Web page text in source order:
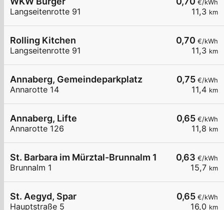
€/kWh
11,3 km
Langseitenrotte 91
0,70 €/kWh
11,3 km
Rolling Kitchen
Langseitenrotte 91
0,75 €/kWh
11,4 km
Annaberg, Gemeindeparkplatz
Annarotte 14
0,65 €/kWh
11,8 km
Annaberg, Lifte
Annarotte 126
0,63 €/kWh
15,7 km
St. Barbara im Mürztal-Brunnalm 1
Brunnalm 1
0,65 €/kWh
16,0 km
St. Aegyd, Spar
Hauptstraße 5